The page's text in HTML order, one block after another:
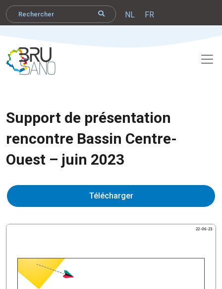
NL FR
Support de présentation
rencontre Bassin Centre-
Ouest – juin 2023
Télécharger